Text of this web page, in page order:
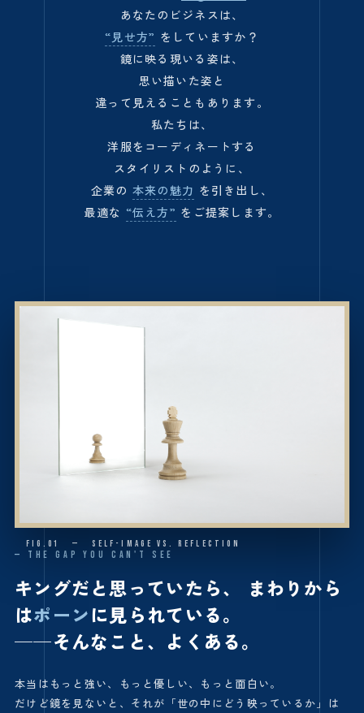
あなたのビジネスは、
“見せ方” をしていますか？
鏡に映る現いる姿は、
思い描いた姿と
違って見えることもあります。
私たちは、
洋服をコーディネートする
スタイリストのように、
企業の 本来の魅力 を引き出し、
最適な “伝え方” をご提案します。
FIG.01 — SELF-IMAGE vs. REFLECTION
— THE GAP YOU CAN'T SEE
キングだと思っていたら、
まわりから
はポーンに見られている。
──そんなこと、よくある。
本当はもっと強い、もっと優しい、もっと面白い。
だけど鏡を見ないと、それが「世の中にどう映っているか」は